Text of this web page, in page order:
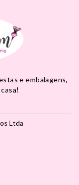
e embalagens,
Ltda